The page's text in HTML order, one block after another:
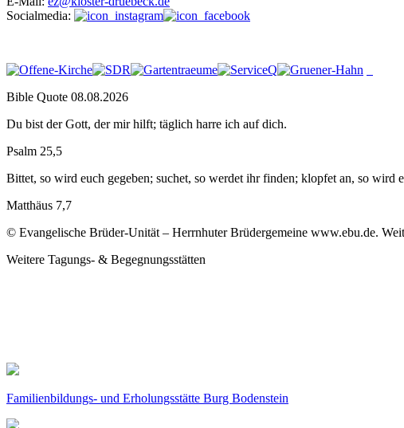
Socialmedia:
Bible Quote 08.08.2026
Du bist der Gott, der mir hilft; täglich harre ich auf dich.
Psalm 25,5
Bittet, so wird euch gegeben; suchet, so werdet ihr finden; klopfet an, so wird
Matthäus 7,7
© Evangelische Brüder-Unität – Herrnhuter Brüdergemeine www.ebu.de.
Weitere Tagungs- & Begegnungsstätten
Familienbildungs- und Erholungsstätte Burg Bodenstein